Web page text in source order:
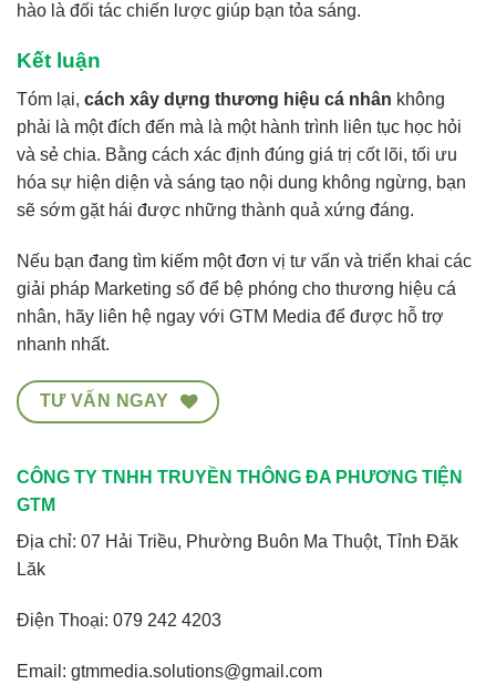
hào là đối tác chiến lược giúp bạn tỏa sáng.
Kết luận
Tóm lại, cách xây dựng thương hiệu cá nhân không
phải là một đích đến mà là một hành trình liên tục học hỏi
và sẻ chia. Bằng cách xác định đúng giá trị cốt lõi, tối ưu
hóa sự hiện diện và sáng tạo nội dung không ngừng, bạn
sẽ sớm gặt hái được những thành quả xứng đáng.
Nếu bạn đang tìm kiếm một đơn vị tư vấn và triển khai các
giải pháp Marketing số để bệ phóng cho thương hiệu cá
nhân, hãy liên hệ ngay với GTM Media để được hỗ trợ
nhanh nhất.
TƯ VẤN NGAY
CÔNG TY TNHH TRUYỀN THÔNG ĐA PHƯƠNG TIỆN
GTM
Địa chỉ: 07 Hải Triều, Phường Buôn Ma Thuột, Tỉnh Đăk
Lăk
Điện Thoại: 079 242 4203
Email: gtmmedia.solutions@gmail.com